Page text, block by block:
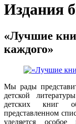
Издания
«Лучшие
каждого»
Мы рады
детской
детских книг
представленном
уделяется